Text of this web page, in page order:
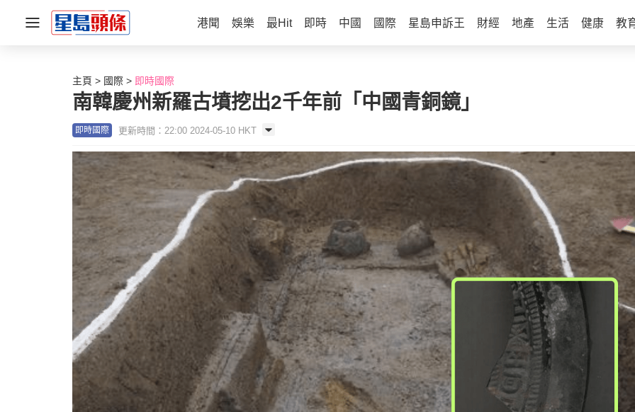
港聞 娛樂 最Hit 即時 中國 國際 星島申訴王 財經 地產 生活 健康 教
主頁 國際 即時國際
南韓慶州新羅古墳挖出2千年前「中國青銅鏡」
即時國際 更新時間：22:00 2024-05-10 HKT